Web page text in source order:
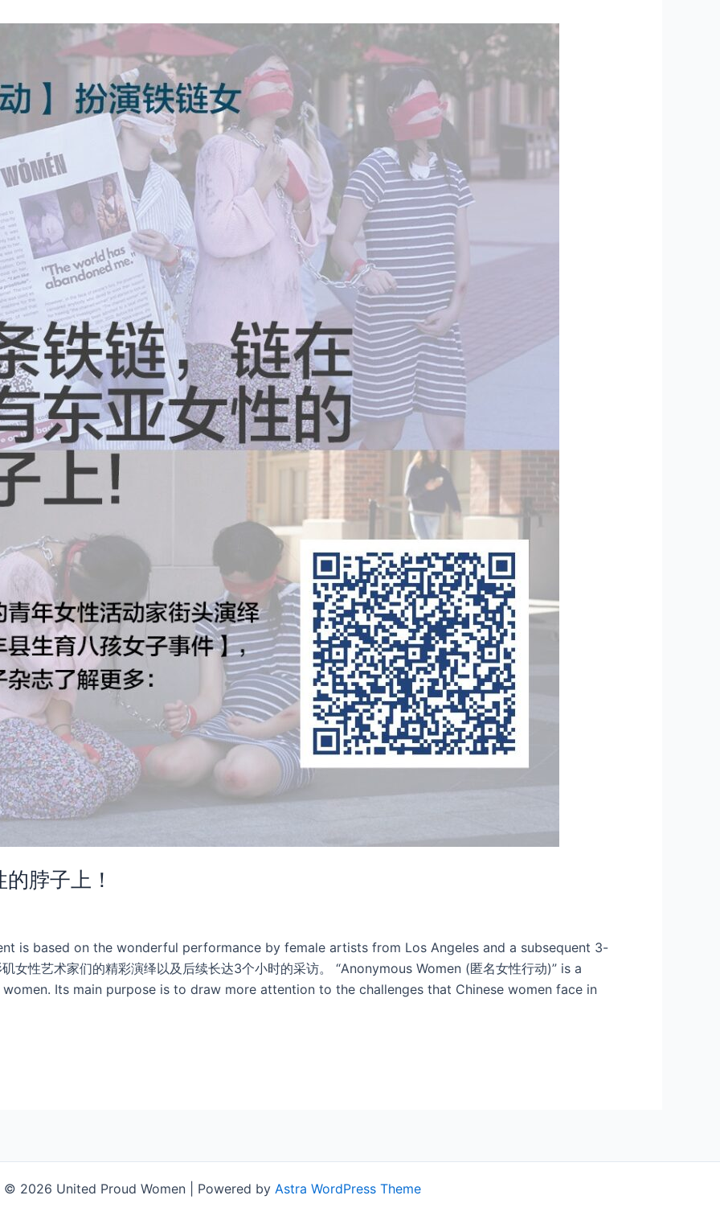
脖子上！
is based on the wonderful performance by female artists from Los Angeles and a subsequent 3-
女性艺术家们的精彩演绎以及后续长达3个小时的采访。 “Anonymous Women (匿名女性行动)” is a
Its main purpose is to draw more attention to the challenges that Chinese women face in
2026 United Proud Women | Powered by Astra WordPress Theme